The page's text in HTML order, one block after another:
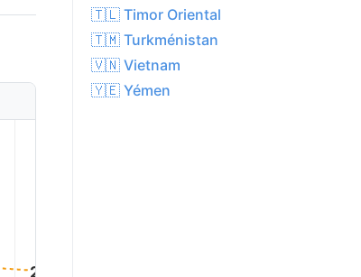
28.0°
🇹🇱 Timor Oriental
🇹🇲 Turkménistan
🇻🇳 Vietnam
🇾🇪 Yémen